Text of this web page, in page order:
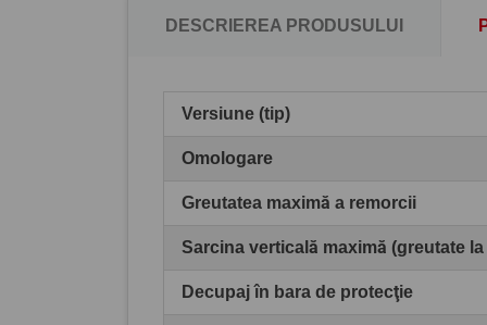
DESCRIEREA PRODUSULUI
Versiune (tip)
Omologare
Greutatea maximă a remorcii
Sarcina verticală maximă (greutate
Decupaj în bara de protecţie